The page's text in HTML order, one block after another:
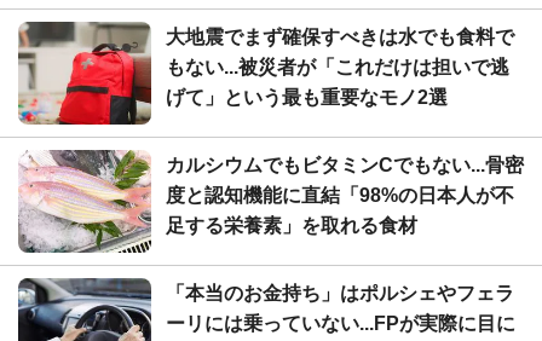
大地震でまず確保すべきは水でも食料で
もない...被災者が「これだけは担いで逃
げて」という最も重要なモノ2選
カルシウムでもビタミンCでもない...骨密
度と認知機能に直結「98%の日本人が不
足する栄養素」を取れる食材
「本当のお金持ち」はポルシェやフェラ
ーリには乗っていない...FPが実際に目に